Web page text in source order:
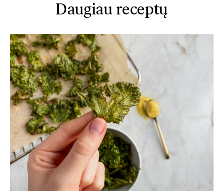
Daugiau receptų